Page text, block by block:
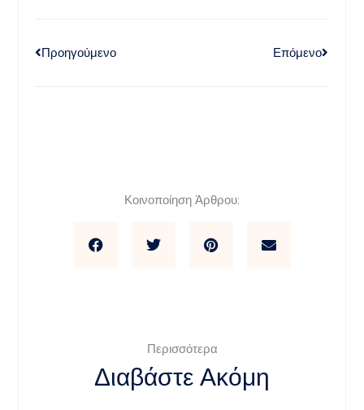
Προηγούμενο Επόμενο
Κοινοποίηση Άρθρου:
Περισσότερα
Διαβάστε Ακόμη